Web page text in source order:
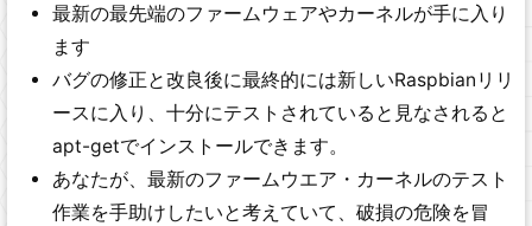
最新の最先端のファームウェアやカーネルが手に入り
ます
バグの修正と改良後に最終的には新しいRaspbianリリ
ースに入り、十分にテストされていると見なされると
apt-getでインストールできます。
あなたが、最新のファームウエア・カーネルのテスト
作業を手助けしたいと考えていて、破損の危険を冒